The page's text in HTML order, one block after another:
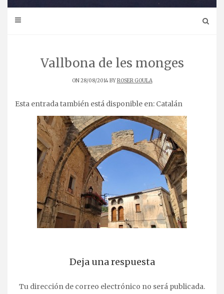
Vallbona de les monges
ON 28/08/2014 BYROSER GOULA
Esta entrada también está disponible en: Catalán
Deja una respuesta
Tu dirección de correo electrónico no será publicada.